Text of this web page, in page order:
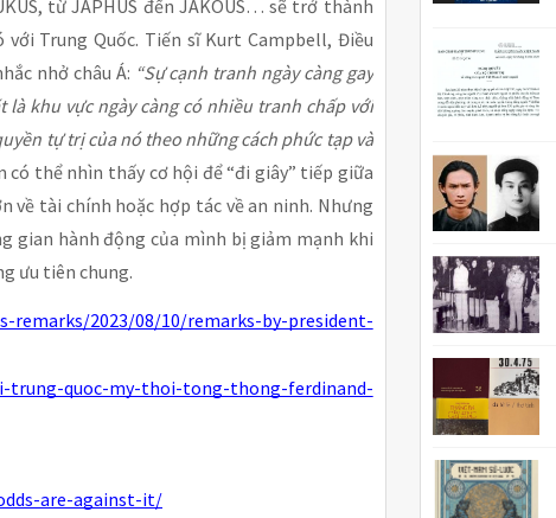
từ JAPHUS đến JAKOUS… sẽ trở thành
Trung Quốc. Tiến sĩ Kurt Campbell, Điều
nhở châu Á: “Sự cạnh tranh ngày càng gay
là khu vực ngày càng có nhiều tranh chấp với
tự trị của nó theo những cách phức tạp và
có thể nhìn thấy cơ hội để “đi giây” tiếp giữa
về tài chính hoặc hợp tác về an ninh. Nhưng
gian hành động của mình bị giảm mạnh khi
ưu tiên chung.
remarks/2023/08/10/remarks-by-president-
trung-quoc-my-thoi-tong-thong-ferdinand-
are-against-it/